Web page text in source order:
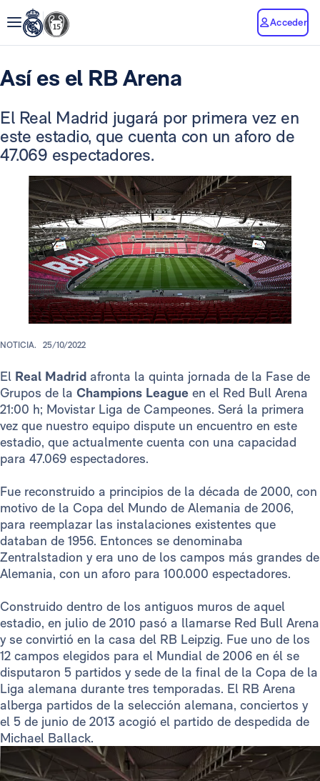
Acceder
Así es el RB Arena
El Real Madrid jugará por primera vez en
este estadio, que cuenta con un aforo de
47.069 espectadores.
NOTICIA. 25/10/2022
El Real Madrid afronta la quinta jornada de la Fase de
Grupos de la Champions League en el Red Bull Arena
21:00 h; Movistar Liga de Campeones. Será la primera
vez que nuestro equipo dispute un encuentro en este
estadio, que actualmente cuenta con una capacidad
para 47.069 espectadores.
Fue reconstruido a principios de la década de 2000, con
motivo de la Copa del Mundo de Alemania de 2006,
para reemplazar las instalaciones existentes que
databan de 1956. Entonces se denominaba
Zentralstadion y era uno de los campos más grandes de
Alemania, con un aforo para 100.000 espectadores.
Construido dentro de los antiguos muros de aquel
estadio, en julio de 2010 pasó a llamarse Red Bull Arena
y se convirtió en la casa del RB Leipzig. Fue uno de los
12 campos elegidos para el Mundial de 2006 en él se
disputaron 5 partidos y sede de la final de la Copa de la
Liga alemana durante tres temporadas. El RB Arena
alberga partidos de la selección alemana, conciertos y
el 5 de junio de 2013 acogió el partido de despedida de
Michael Ballack.